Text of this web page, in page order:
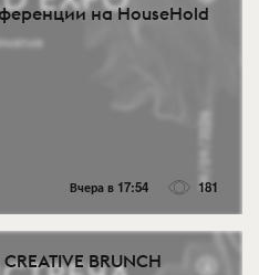
на HouseHold
Вчера в 17:54 181
BRUNCH